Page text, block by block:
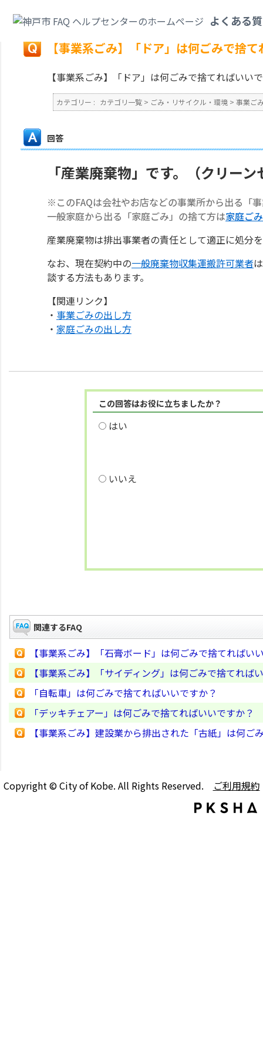
よくある
戻る
【事業系ごみ】「ドア」は何ごみで捨
【事業系ごみ】「ドア」は何ごみで捨てればいい
カテゴリー : カテゴリ一覧 > ごみ・リサイクル・環境 > 事業ご
回答
「産業廃棄物」です。（クリー
※このFAQは会社やお店などの事業所から出る「
一般家庭から出る「家庭ごみ」の捨て方は家庭ご
産業廃棄物は排出事業者の責任として適正に処分
なお、現在契約中の一般廃棄物収集運搬許可業者
談する方法もあります。
【関連リンク】
・ 事業ごみの出し方
・ 家庭ごみの出し方
この回答はお役に立ちましたか？
はい
いいえ
関連するFAQ
【事業系ごみ】「石膏ボード」は何ごみで捨てればい
【事業系ごみ】「サイディング」は何ごみで捨てれば
「自転車」は何ごみで捨てればいいですか？
「デッキチェアー」は何ごみで捨てればいいですか？
【事業系ごみ】建設業から排出された「古紙」は何ご
Copyright © City of Kobe. All Rights Reserved. ご利用規約